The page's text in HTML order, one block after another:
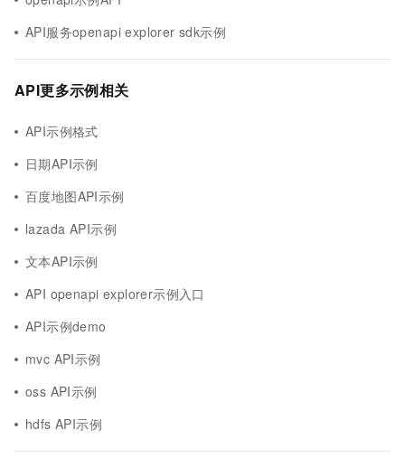
API服务openapi explorer sdk示例
API更多示例相关
API示例格式
日期API示例
百度地图API示例
lazada API示例
文本API示例
API openapi explorer示例入口
API示例demo
mvc API示例
oss API示例
hdfs API示例